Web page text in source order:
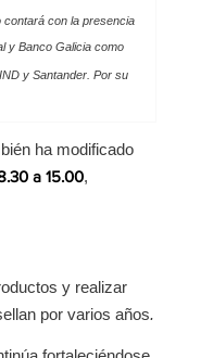
contará con la presencia
y Banco Galicia como
y Santander. Por su
ha modificado
a 15.00,
y realizar
por varios años.